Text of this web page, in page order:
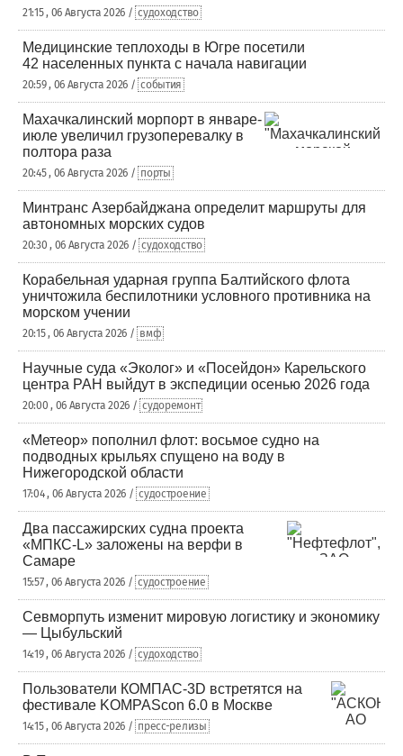
21:15 , 06 Августа 2026 / судоходство
Медицинские теплоходы в Югре посетили
42 населенных пункта с начала навигации
20:59 , 06 Августа 2026 / события
Махачкалинский морпорт в январе-
июле увеличил грузоперевалку в
полтора раза
20:45 , 06 Августа 2026 / порты
Минтранс Азербайджана определит маршруты для
автономных морских судов
20:30 , 06 Августа 2026 / судоходство
Корабельная ударная группа Балтийского флота
уничтожила беспилотники условного противника на
морском учении
20:15 , 06 Августа 2026 / вмф
Научные суда «Эколог» и «Посейдон» Карельского
центра РАН выйдут в экспедиции осенью 2026 года
20:00 , 06 Августа 2026 / судоремонт
«Метеор» пополнил флот: восьмое судно на
подводных крыльях спущено на воду в
Нижегородской области
17:04 , 06 Августа 2026 / судостроение
Два пассажирских судна проекта
«МПКС-L» заложены на верфи в
Самаре
15:57 , 06 Августа 2026 / судостроение
Севморпуть изменит мировую логистику и экономику
— Цыбульский
14:19 , 06 Августа 2026 / судоходство
Пользователи КОМПАС-3D встретятся на
фестивале KOMPAScon 6.0 в Москве
14:15 , 06 Августа 2026 / пресс-релизы